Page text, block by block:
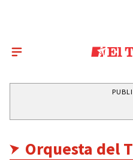
Orquesta del